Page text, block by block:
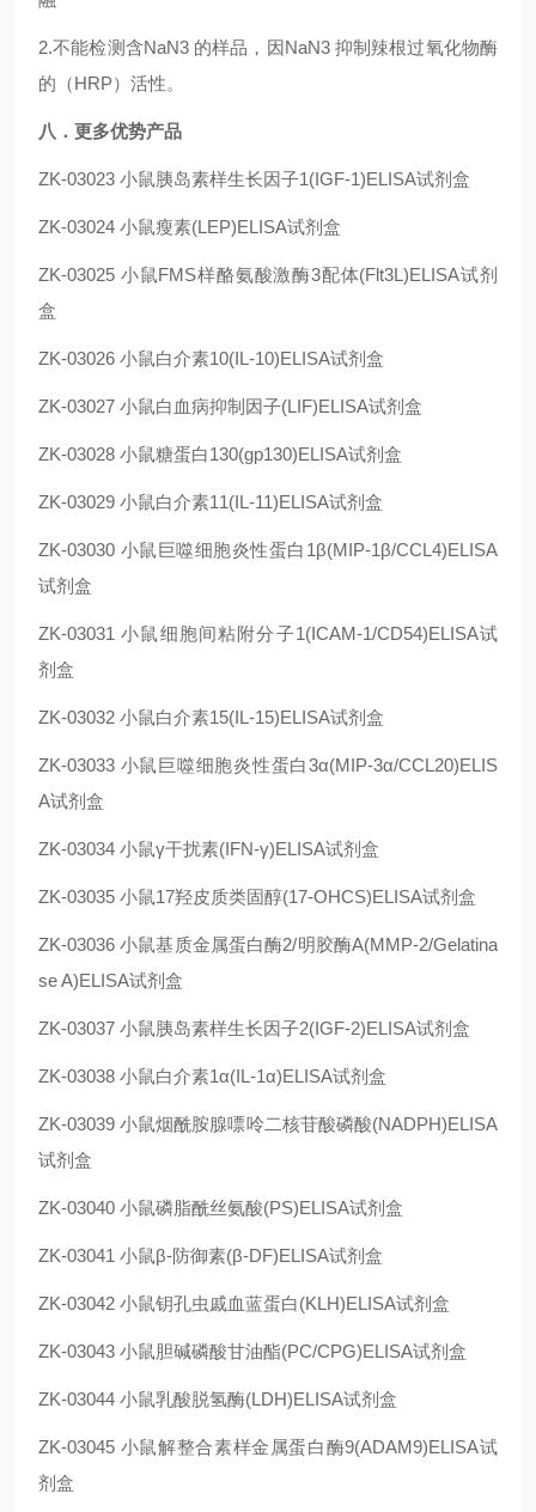
2.不能检测含NaN3 的样品，因NaN3 抑制辣根过氧化物酶
的（HRP）活性。
八．更多优势产品
ZK-03023 小鼠胰岛素样生长因子1(IGF-1)ELISA试剂盒
ZK-03024 小鼠瘦素(LEP)ELISA试剂盒
ZK-03025 小鼠FMS样酪氨酸激酶3配体(Flt3L)ELISA试剂
盒
ZK-03026 小鼠白介素10(IL-10)ELISA试剂盒
ZK-03027 小鼠白血病抑制因子(LIF)ELISA试剂盒
ZK-03028 小鼠糖蛋白130(gp130)ELISA试剂盒
ZK-03029 小鼠白介素11(IL-11)ELISA试剂盒
ZK-03030 小鼠巨噬细胞炎性蛋白1β(MIP-1β/CCL4)ELISA
试剂盒
ZK-03031 小鼠细胞间粘附分子1(ICAM-1/CD54)ELISA试
剂盒
ZK-03032 小鼠白介素15(IL-15)ELISA试剂盒
ZK-03033 小鼠巨噬细胞炎性蛋白3α(MIP-3α/CCL20)ELIS
A试剂盒
ZK-03034 小鼠γ干扰素(IFN-γ)ELISA试剂盒
ZK-03035 小鼠17羟皮质类固醇(17-OHCS)ELISA试剂盒
ZK-03036 小鼠基质金属蛋白酶2/明胶酶A(MMP-2/Gelatina
se A)ELISA试剂盒
ZK-03037 小鼠胰岛素样生长因子2(IGF-2)ELISA试剂盒
ZK-03038 小鼠白介素1α(IL-1α)ELISA试剂盒
ZK-03039 小鼠烟酰胺腺嘌呤二核苷酸磷酸(NADPH)ELISA
试剂盒
ZK-03040 小鼠磷脂酰丝氨酸(PS)ELISA试剂盒
ZK-03041 小鼠β-防御素(β-DF)ELISA试剂盒
ZK-03042 小鼠钥孔虫戚血蓝蛋白(KLH)ELISA试剂盒
ZK-03043 小鼠胆碱磷酸甘油酯(PC/CPG)ELISA试剂盒
ZK-03044 小鼠乳酸脱氢酶(LDH)ELISA试剂盒
ZK-03045 小鼠解整合素样金属蛋白酶9(ADAM9)ELISA试
剂盒